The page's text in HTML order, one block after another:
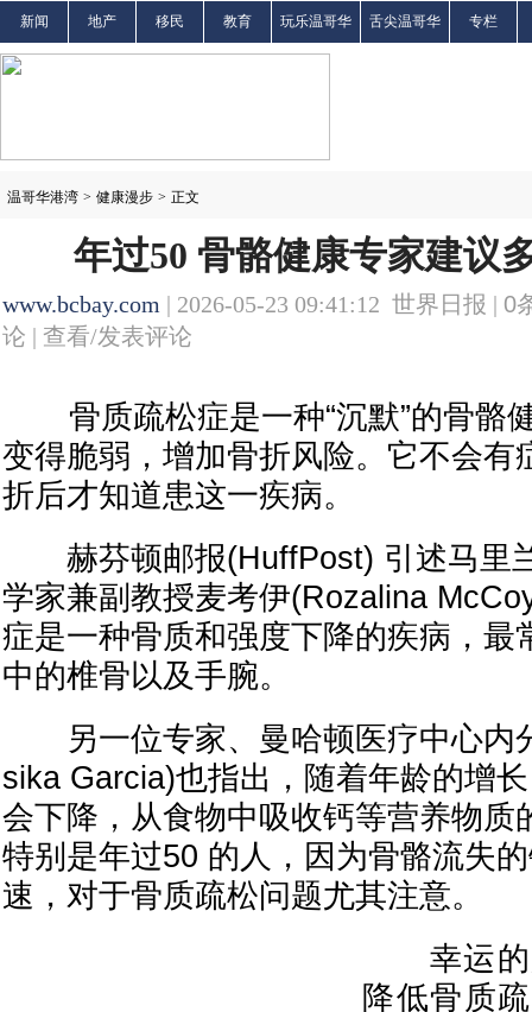
新闻 地产 移民 教育 玩乐温哥华 舌尖温哥华 专栏
温哥华港湾 > 健康漫步 > 正文
年过50 骨骼健康专家建议
www.bcbay.com | 2026-05-23 09:41:12 世界日报 | 0
论 | 查看/发表评论
骨质疏松症是一种“沉默”的骨骼
变得脆弱，增加骨折风险。它不会有
折后才知道患这一疾病。
赫芬顿邮报(HuffPost) 引述马里
学家兼副教授麦考伊(Rozalina
症是一种骨质和强度下降的疾病，最
中的椎骨以及手腕。
另一位专家、曼哈顿医疗中心内
sika Garcia)也指出，随着年龄的增
会下降，从食物中吸收钙等营养物质
特别是年过50 的人，因为骨骼流失
速，对于骨质疏松问题尤其注意。
幸运的
降低骨质